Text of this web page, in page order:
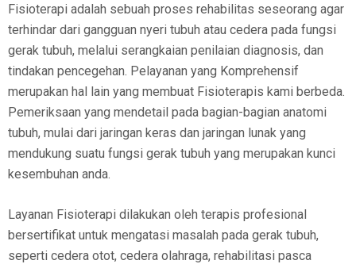
Fisioterapi adalah sebuah proses rehabilitas seseorang agar
terhindar dari gangguan nyeri tubuh atau cedera pada fungsi
gerak tubuh, melalui serangkaian penilaian diagnosis, dan
tindakan pencegehan. Pelayanan yang Komprehensif
merupakan hal lain yang membuat Fisioterapis kami berbeda.
Pemeriksaan yang mendetail pada bagian-bagian anatomi
tubuh, mulai dari jaringan keras dan jaringan lunak yang
mendukung suatu fungsi gerak tubuh yang merupakan kunci
kesembuhan anda.
Layanan Fisioterapi dilakukan oleh terapis profesional
bersertifikat untuk mengatasi masalah pada gerak tubuh,
seperti cedera otot, cedera olahraga, rehabilitasi pasca